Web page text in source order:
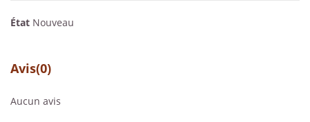
État Nouveau
Avis(0)
Aucun avis